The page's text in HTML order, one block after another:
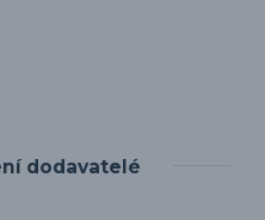
dodavatelé